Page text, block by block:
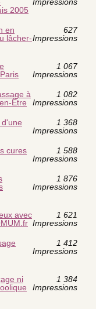
2005
en
lâcher-
627
Impressions
1 067
Impressions
à
Être
1 082
Impressions
1 368
Impressions
cures
1 588
Impressions
1 876
Impressions
avec
1 621
Impressions
1 412
Impressions
ni
1 384
Impressions